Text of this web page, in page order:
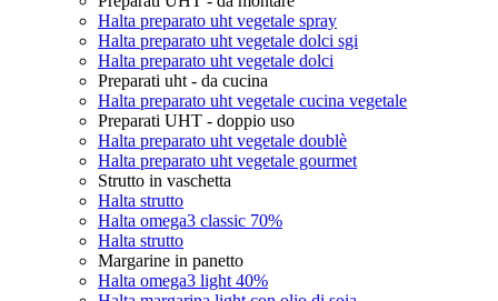
Halta preparato uht vegetale spray
Halta preparato uht vegetale dolci sgi
Halta preparato uht vegetale dolci
Preparati uht - da cucina
Halta preparato uht vegetale cucina vegetale
Preparati UHT - doppio uso
Halta preparato uht vegetale doublè
Halta preparato uht vegetale gourmet
Strutto in vaschetta
Halta strutto
Halta omega3 classic 70%
Halta strutto
Margarine in panetto
Halta omega3 light 40%